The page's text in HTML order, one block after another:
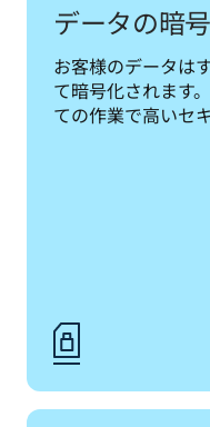
データの暗
お客様のデータは
て暗号化されます
ての作業で高いセ